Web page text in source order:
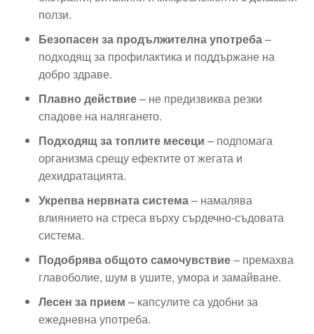
ползи.
Безопасен за продължителна употреба–
подходящ за профилактика и поддържане на
добро здраве.
Плавно действие– не предизвиква резки
спадове на налягането.
Подходящ за топлите месеци – подпомага
организма срещу ефектите от жегата и
дехидратацията.
Укрепва нервната система– намалява
влиянието на стреса върху сърдечно-съдовата
система.
Подобрява общото самочувствие– премахва
главоболие, шум в ушите, умора и замайване.
Лесен за прием – капсулите са удобни за
ежедневна употреба.